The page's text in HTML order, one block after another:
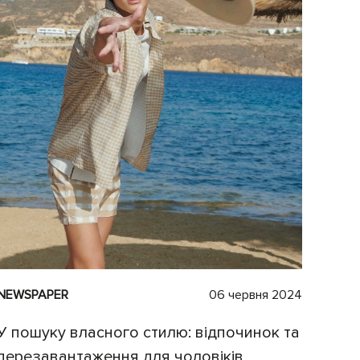
06 червня 2024
пошуку власного стилю: відпочинок та